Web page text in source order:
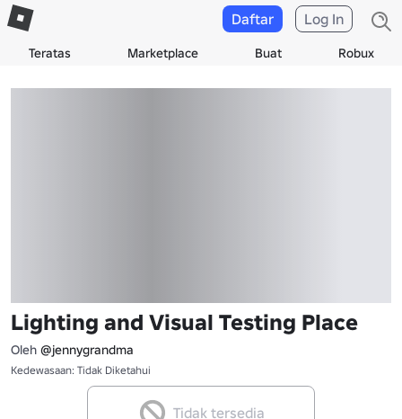
Teratas Marketplace Buat Robux
Daftar Log In
Lighting and Visual Testing Place
Oleh @jennygrandma
Kedewasaan: Tidak Diketahui
Tidak tersedia